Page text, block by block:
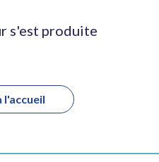
s'est produite
l'accueil